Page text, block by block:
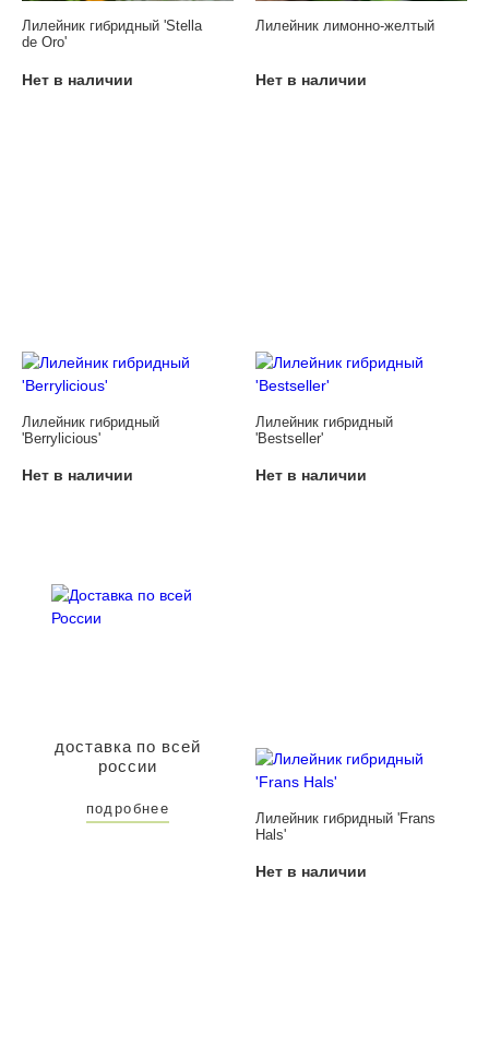
Лилейник гибридный 'Stella
de Oro'
Нет в наличии
Лилейник лимонно-желтый
Нет в наличии
Лилейник гибридный
'Berrylicious'
Нет в наличии
Лилейник гибридный
'Bestseller'
Нет в наличии
доставка по всей
россии
подробнее
Лилейник гибридный 'Frans
Hals'
Нет в наличии